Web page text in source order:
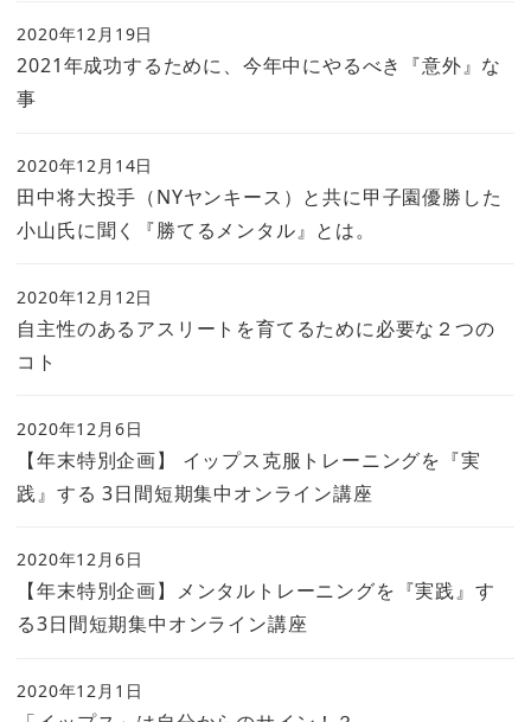
2021年成功するために、今年中にやるべき『意外』な
事
2020年12月19日
田中将大投手（NYヤンキース）と共に甲子園優勝した
小山氏に聞く『勝てるメンタル』とは。
2020年12月14日
自主性のあるアスリートを育てるために必要な２つの
コト
2020年12月12日
【年末特別企画】 イップス克服トレーニングを『実
践』する 3日間短期集中オンライン講座
2020年12月6日
【年末特別企画】メンタルトレーニングを『実践』す
る3日間短期集中オンライン講座
2020年12月6日
2020年12月1日